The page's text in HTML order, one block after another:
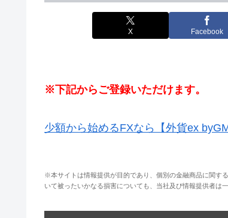
X Facebook
※下記からご登録いただけます。
少額から始めるFXなら【外貨ex
※本サイトは情報提供が目的であり、個別の金融商品に関す
いて被ったいかなる損害についても、当社及び情報提供者は